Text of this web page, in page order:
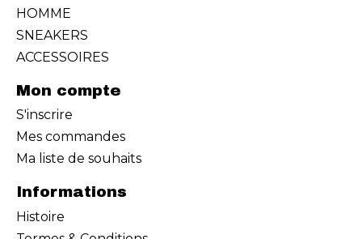
HOMME
SNEAKERS
ACCESSOIRES
Mon compte
S'inscrire
Mes commandes
Ma liste de souhaits
Informations
Histoire